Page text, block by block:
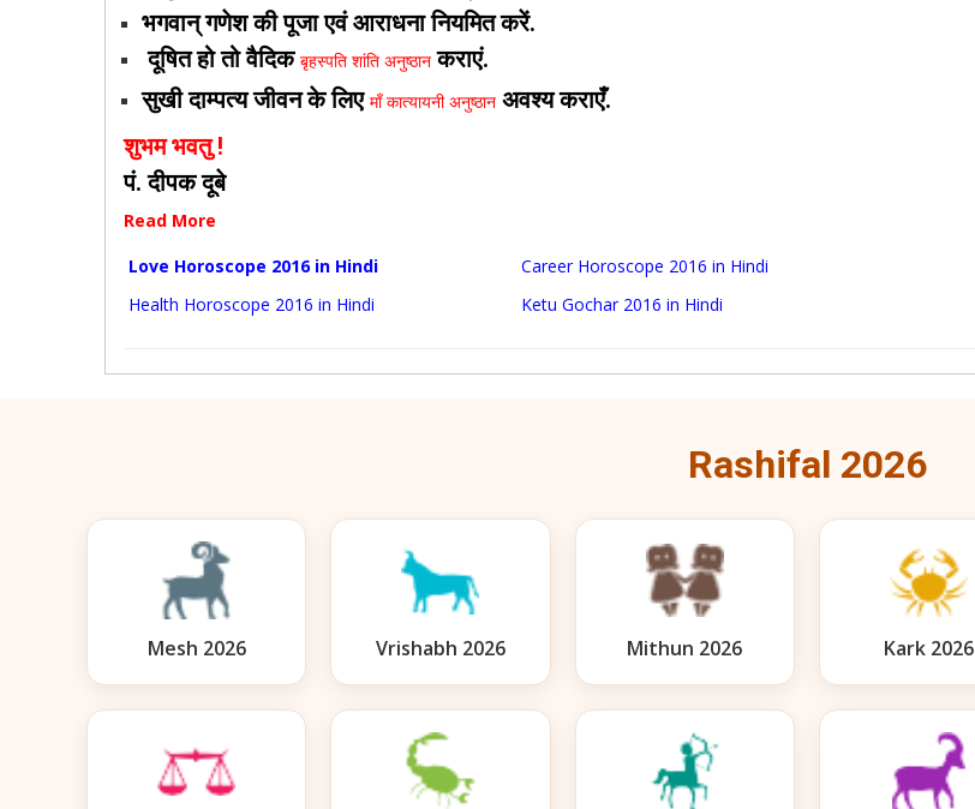
भगवान् गणेश की पूजा एवं आराधना नियमित करें.
दूषित हो तो वैदिक बृहस्पति शांति अनुष्ठान कराएं.
सुखी दाम्पत्य जीवन के लिए माँ कात्यायनी अनुष्ठान अवश्य कराएँ.
शुभम भवतु !
पं. दीपक दूबे
Read More
Love Horoscope 2016 in Hindi
Career Horoscope 2016 in Hindi
Health Horoscope 2016 in Hindi
Ketu Gochar 2016 in Hindi
Rashifal 2026
Mesh 2026 Vrishabh 2026 Mithun 2026 Kark 2026